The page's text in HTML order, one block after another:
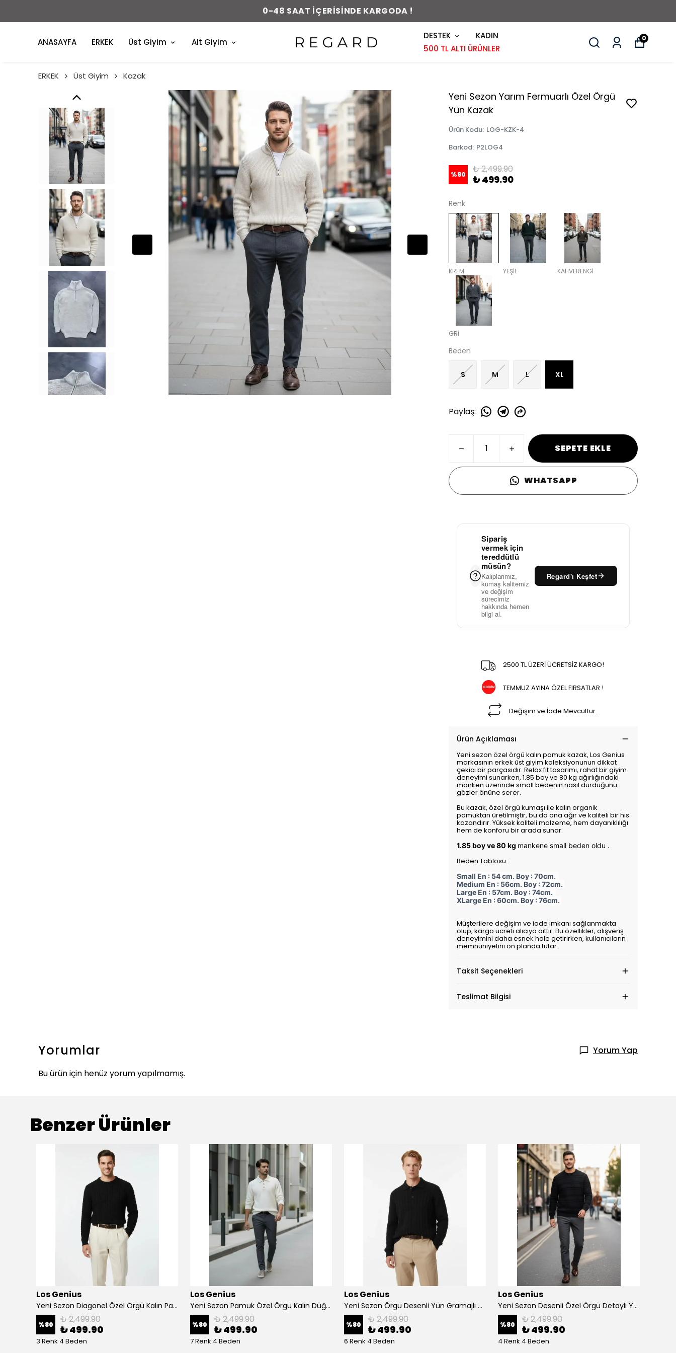
0-48 SAAT İÇERİSİNDE KARGODA !
ANASAYFA ERKEK Üst Giyim Alt Giyim
DESTEK
KADIN
500 TL ALTI ÜRÜNLER
0
ERKEK Üst Giyim Kazak
Yeni Sezon Yarım Fermuarlı Özel Örgü
Yün Kazak
Ürün Kodu: LOG-KZK-4
Barkod: P2LOG4
%80 ₺ 2,499.90
₺ 499.90
Renk
KREM YEŞİL KAHVERENGİ
GRİ
Beden
S M L XL
Paylaş:
SEPETE EKLE
WHATSAPP
Sipariş
vermek için
tereddütlü
müsün?
Kalıplarımız,
kumaş kalitemiz
ve değişim
sürecimiz
hakkında hemen
bilgi al.
Regard'ı Keşfet
2500 TL ÜZERİ ÜCRETSİZ KARGO!
TEMMUZ AYINA ÖZEL FIRSATLAR !
Değişim ve İade Mevcuttur.
Ürün Açıklaması
Yeni sezon özel örgü kalın pamuk kazak, Los Genius
markasının erkek üst giyim koleksiyonunun dikkat
çekici bir parçasıdır. Relax fit tasarımı, rahat bir giyim
deneyimi sunarken, 1.85 boy ve 80 kg ağırlığındaki
manken üzerinde small bedenin nasıl durduğunu
gözler önüne serer.
Bu kazak, özel örgü kumaşı ile kalın organik
pamuktan üretilmiştir, bu da ona ağır ve kaliteli bir his
kazandırır. Yüksek kaliteli malzeme, hem dayanıklılığı
hem de konforu bir arada sunar.
1.85 boy ve 80 kg mankene small beden oldu .
Beden Tablosu :
Small En : 54 cm. Boy : 70cm.
Medium En : 56cm. Boy : 72cm.
Large En : 57cm. Boy : 74cm.
XLarge En : 60cm. Boy : 76cm.
Müşterilere değişim ve iade imkanı sağlanmakta
olup, kargo ücreti alıcıya aittir. Bu özellikler, alışveriş
deneyimini daha esnek hale getirirken, kullanıcıların
memnuniyetini ön planda tutar.
Taksit Seçenekleri
Teslimat Bilgisi
Yorumlar
Yorum Yap
Bu ürün için henüz yorum yapılmamış.
Benzer Ürünler
Los Genius
Yeni Sezon Diagonel Özel Örgü Kalın Pamuk Kazak
%80 ₺ 2,499.90
₺ 499.90
3 Renk 4 Beden
Los Genius
Yeni Sezon Pamuk Özel Örgü Kalın Düğmeli Triko Kazak
%80 ₺ 2,499.90
₺ 499.90
7 Renk 4 Beden
Los Genius
Yeni Sezon Örgü Desenli Yün Gramajlı Kazak
%80 ₺ 2,499.90
₺ 499.90
6 Renk 4 Beden
Los Genius
Yeni Sezon Desenli Özel Örgü Detaylı Yün Kazak
%80 ₺ 2,499.90
₺ 499.90
4 Renk 4 Beden